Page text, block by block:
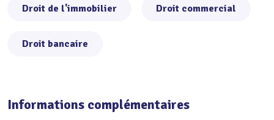
Droit de l'immobilier Droit commercial
Droit bancaire
Informations complémentaires